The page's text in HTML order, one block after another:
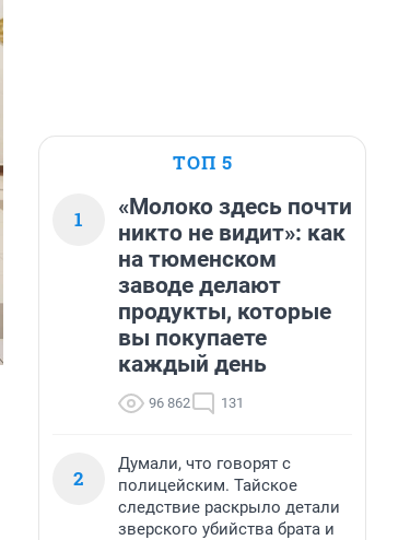
ТОП 5
1
«Молоко здесь почти
никто не видит»: как
на тюменском
заводе делают
продукты, которые
вы покупаете
каждый день
96 862 131
2
Думали, что говорят с
полицейским. Тайское
следствие раскрыло детали
зверского убийства брата и